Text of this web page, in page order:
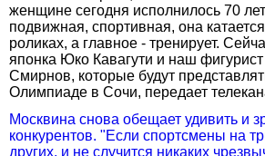
женщине сегодня исполнилось 70
подвижная, спортивная, она
роликах, а главное - тренирует.
японка Юко Кавагути и наш
Смирнов, которые будут
Олимпиаде в Сочи, передает
Москвина снова обещает удивить и
конкурентов. "Если спортсмены на
других, и не случится никаких